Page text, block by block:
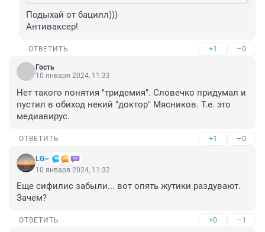
Подыхай от бацилл)))
Антиваксер!
ОТВЕТИТЬ +1 –0
Гость
10 января 2024, 11:33
Нет такого понятия "тридемия". Словечко придумал и
пустил в обиход некий "доктор" Мясников. Т.е. это
медиавирус.
ОТВЕТИТЬ +1 –0
LG~
10 января 2024, 11:32
Еще сифилис забыли... вот опять жутики раздувают.
Зачем?
ОТВЕТИТЬ +0 –1